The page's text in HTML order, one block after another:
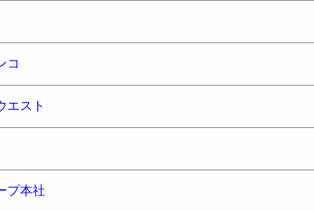
コ
エスト
プ本社